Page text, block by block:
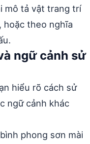
mô tả vật trang trí
hoặc theo nghĩa
ngữ cảnh sử
hiểu rõ cách sử
ngữ cảnh khác
phong sơn mài